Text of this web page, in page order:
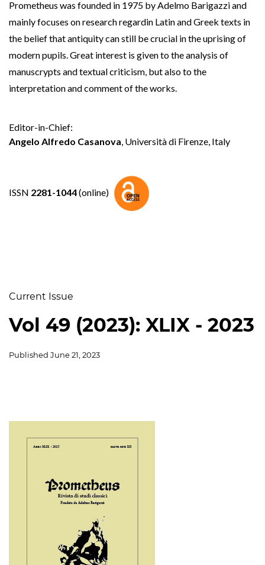
Prometheus was founded in 1975 by Adelmo Barigazzi and
mainly focuses on research regardin Latin and Greek texts in
the belief that antiquity can still be crucial in the uprising of
modern pupils. Great interest is given to the analysis of
manuscrypts and textual criticism, but also to the
interpretation and comment of the works.
Editor-in-Chief:
Angelo Alfredo Casanova, Università di Firenze, Italy
ISSN 2281-1044(online)
Current Issue
Vol 49 (2023): XLIX - 2023
Published June 21, 2023